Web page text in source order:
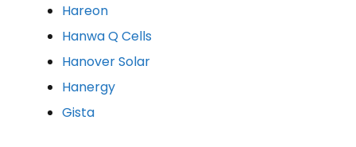
Hareon
Hanwa Q Cells
Hanover Solar
Hanergy
Gista